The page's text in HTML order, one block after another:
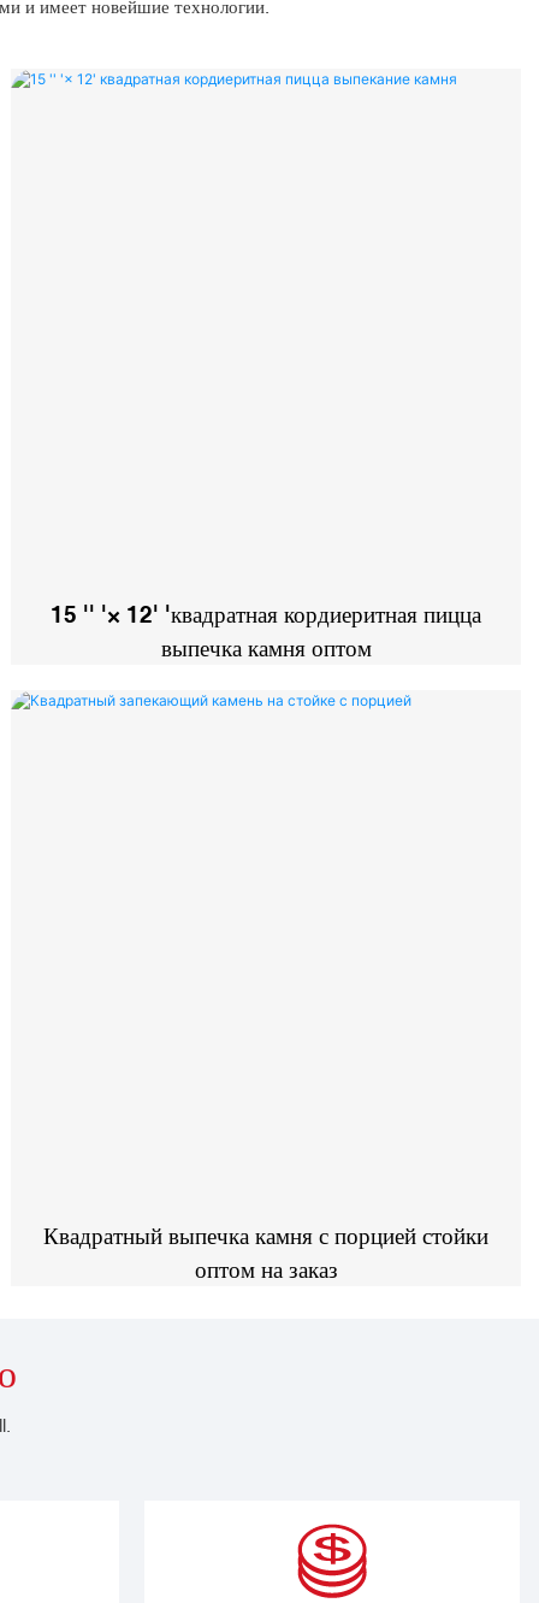
и имеет новейшие технологии.
15 '' '× 12' 'квадратная кордиеритная пицца
выпечка камня оптом
Квадратный выпечка камня с порцией стойки
оптом на заказ